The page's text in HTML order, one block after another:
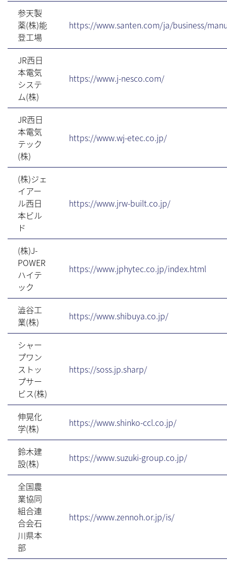
参天製
薬(株)能
登工場
https://www.santen.com/ja/business/
JR西日
本電気
システ
ム(株)
https://www.j-nesco.com/
JR西日
本電気
テック
(株)
https://www.wj-etec.co.jp/
(株)ジェ
イアー
ル西日
本ビル
ド
https://www.jrw-built.co.jp/
(株)J-
POWER
ハイテ
ック
https://www.jphytec.co.jp/index.html
澁谷工
業(株)
https://www.shibuya.co.jp/
シャー
プワン
ストッ
プサー
ビス(株)
https://soss.jp.sharp/
伸晃化
学(株)
https://www.shinko-ccl.co.jp/
鈴木建
設(株)
https://www.suzuki-group.co.jp/
全国農
業協同
組合連
合会石
川県本
部
https://www.zennoh.or.jp/is/